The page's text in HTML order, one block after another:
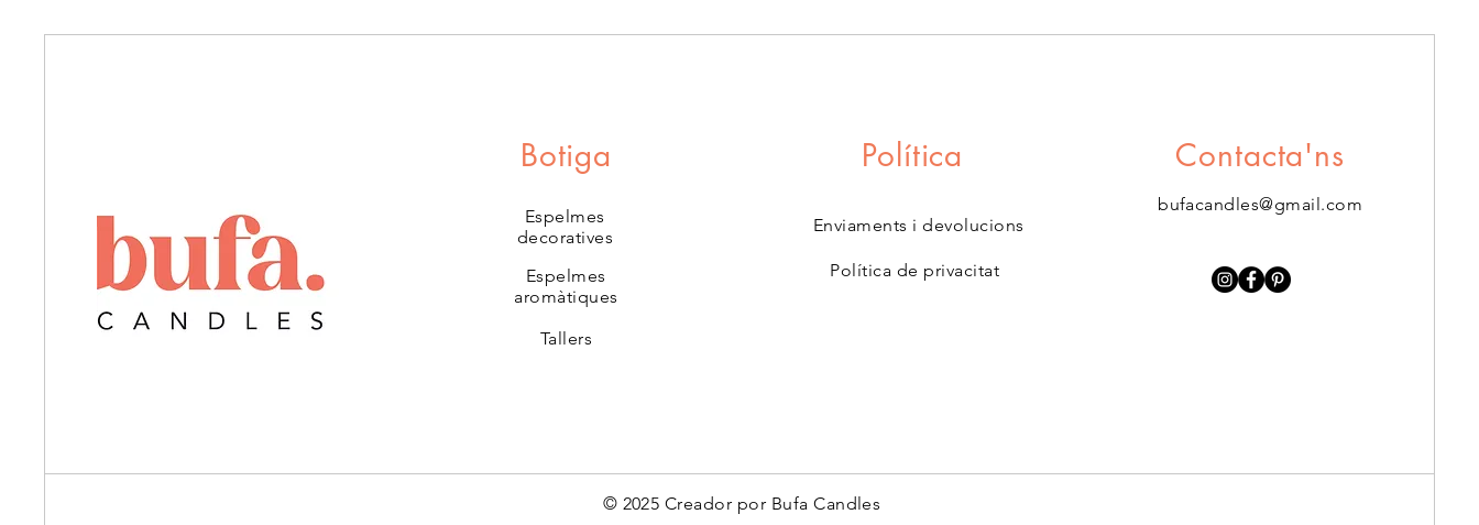
Botiga
Espelmes
decoratives
Espelmes
aromàtiques
Tallers
Política
Enviaments i devolucions
Política de privacitat
Contacta'ns
bufacandles@gmail.com
© 2025 Creador por Bufa Candles